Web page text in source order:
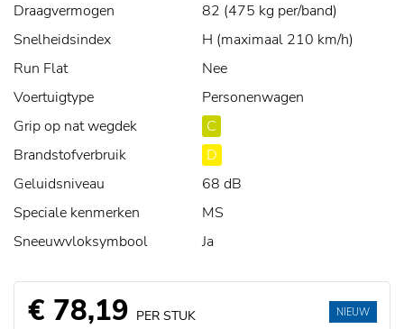
Draagvermogen
82 (475 kg per/band)
Snelheidsindex
H (maximaal 210 km/h)
Run Flat
Nee
Voertuigtype
Personenwagen
Grip op nat wegdek
C
Brandstofverbruik
D
Geluidsniveau
68 dB
Speciale kenmerken
MS
Sneeuwvloksymbool
Ja
€ 78,19 PER STUK NIEUW